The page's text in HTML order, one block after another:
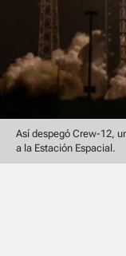
Así despegó Crew-12,
a la Estación Espacial.